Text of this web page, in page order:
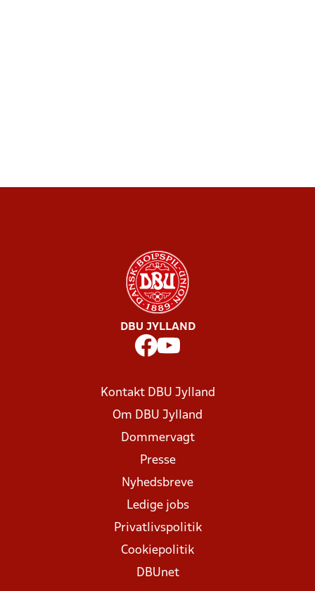
DBU JYLLAND
Kontakt DBU Jylland
Om DBU Jylland
Dommervagt
Presse
Nyhedsbreve
Ledige jobs
Privatlivspolitik
Cookiepolitik
DBUnet